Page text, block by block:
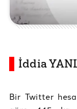
İddia
Bir Twitter